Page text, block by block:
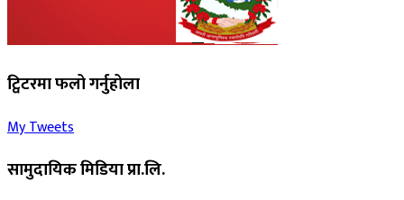
ट्विटरमा फलो गर्नुहोला
My Tweets
सामुदायिक मिडिया प्रा.लि.